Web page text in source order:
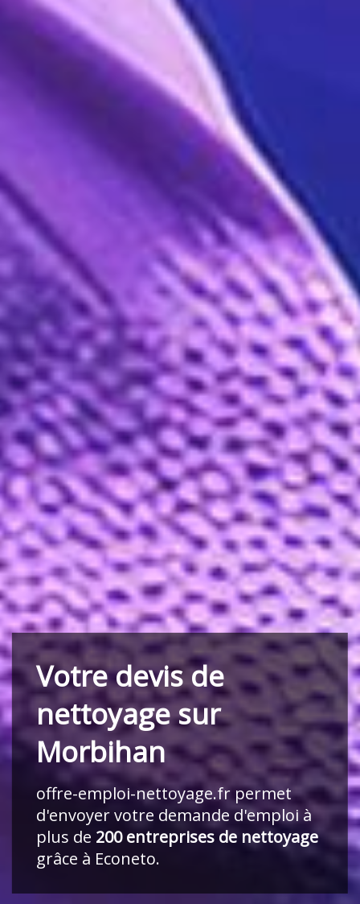
Votre devis de
nettoyage sur
Morbihan
offre-emploi-nettoyage.frpermet
d'envoyer votre demande d'emploi à
plus de 200 entreprises de nettoyage
grâce à Econeto.